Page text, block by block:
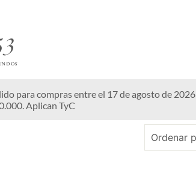
para compras entre el 17 de agosto de
Aplican TyC